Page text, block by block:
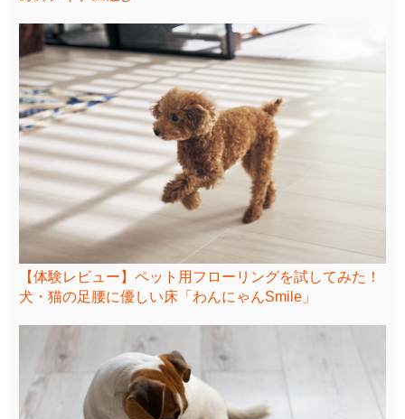
【体験レビュー】ペット用フローリングを試してみた！
犬・猫の足腰に優しい床「わんにゃんSmile」